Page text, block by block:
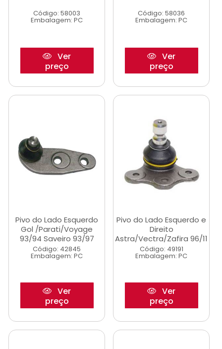
Código: 58003
Embalagem: PC
Ver
preço
Código: 58036
Embalagem: PC
Ver
preço
Pivo do Lado Esquerdo
Gol /Parati/Voyage
93/94 Saveiro 93/97
Código: 42845
Embalagem: PC
Ver
preço
Pivo do Lado Esquerdo e
Direito
Astra/Vectra/Zafira 96/11
Código: 49191
Embalagem: PC
Ver
preço